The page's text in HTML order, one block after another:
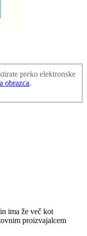
preko elektronske
obrazca.
ima že več kot
proizvajalcem